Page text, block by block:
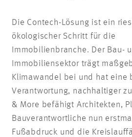
Die Contech-Lösung ist ein
ökologischer Schritt für die
Immobilienbranche. Der Bau-
Immobiliensektor trägt
Klimawandel bei und hat eine
Verantwortung, nachhaltiger
& More befähigt Architekten,
Bauverantwortliche nun
Fußabdruck und die